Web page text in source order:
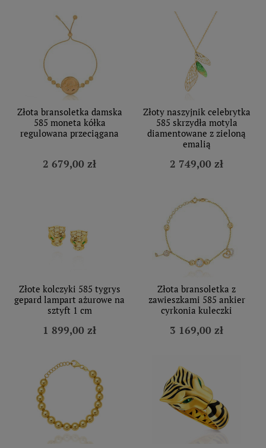
Złota bransoletka damska
585 moneta kółka
regulowana przeciągana
2 679,00 zł
Złoty naszyjnik celebrytka
585 skrzydła motyla
diamentowane z zieloną
emalią
2 749,00 zł
Złote kolczyki 585 tygrys
gepard lampart ażurowe na
sztyft 1 cm
1 899,00 zł
Złota bransoletka z
zawieszkami 585 ankier
cyrkonia kuleczki
3 169,00 zł